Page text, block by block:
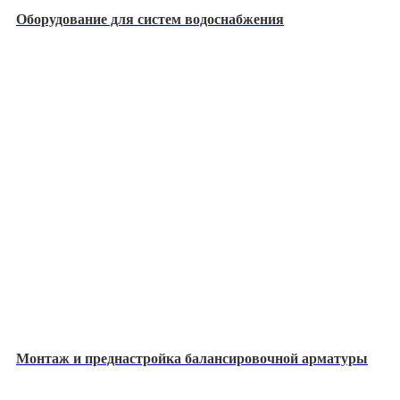
Оборудование для систем водоснабжения
Монтаж и преднастройка балансировочной арматуры